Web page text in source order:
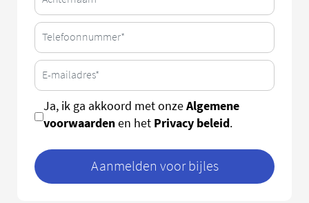
Ja, ik ga akkoord met onzeAlgemene
voorwaardenen het Privacy beleid.
Aanmelden voor bijles